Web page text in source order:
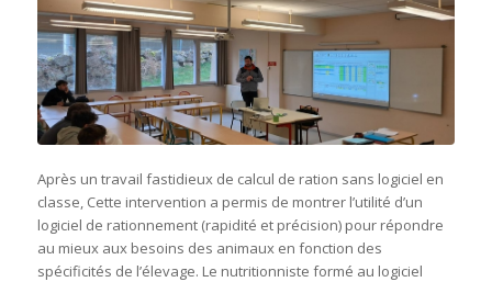
Après un travail fastidieux de calcul de ration sans logiciel en
classe, Cette intervention a permis de montrer l’utilité d’un
logiciel de rationnement (rapidité et précision) pour répondre
au mieux aux besoins des animaux en fonction des
spécificités de l’élevage. Le nutritionniste formé au logiciel